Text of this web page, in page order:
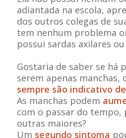
adiantada na escola,
dos outros colegas de
tem nenhum problema
possui sardas axilares
Gostaria de saber se há
serem apenas manchas,
sempre são indicativo
As manchas podem
com o passar do tempo,
outras maiores?
Um segundo sintoma